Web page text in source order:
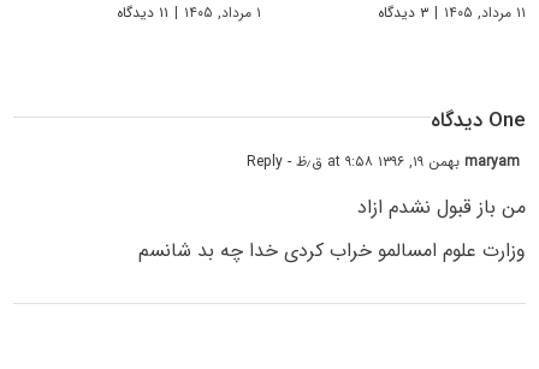
۱۱ مرداد, ۱۴۰۵ | ۳ دیدگاه ۱ مرداد, ۱۴۰۵ | ۱۱ دیدگاه
One دیدگاه
maryamبهمن ۱۹, ۱۳۹۶ at ۹:۵۸ ق٫ظ - Reply
من باز قبول نشدم ازاد
وزارت علوم امسالمو خراب کردی خدا چه بد شانسم